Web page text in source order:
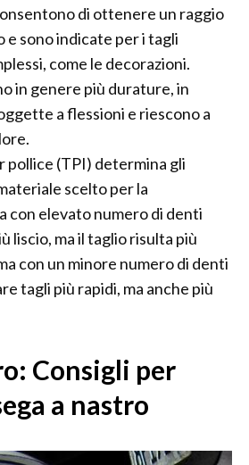
di ottenere un raggio
sono indicate per i tagli
come le decorazioni.
in genere più durature, in
a flessioni e riescono a
pollice (TPI) determina gli
scelto per la
con elevato numero di denti
liscio, ma il taglio risulta più
con un minore numero di denti
tagli più rapidi, ma anche più
Consigli per
a nastro